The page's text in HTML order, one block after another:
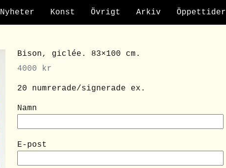
Nyheter Konst Övrigt Arkiv Öppettider
Bison, giclée. 83×100 cm.
4000
kr
20 numrerade/signerade ex.
Namn
E-post